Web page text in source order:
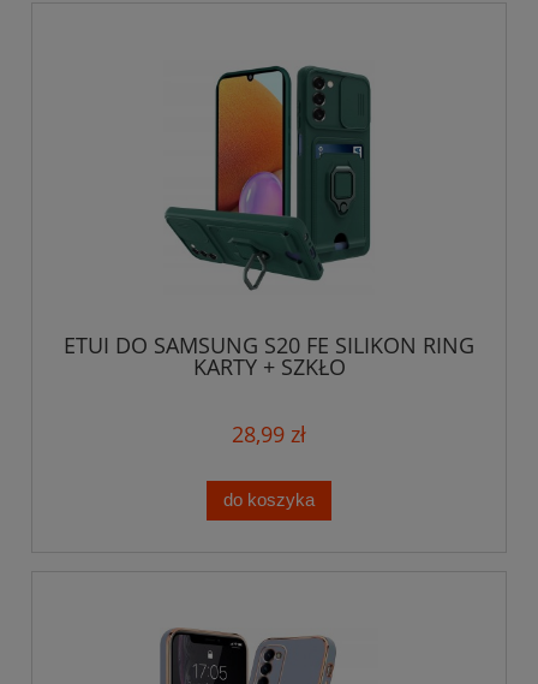
ETUI DO SAMSUNG S20 FE SILIKON RING
KARTY + SZKŁO
28,99 zł
do koszyka